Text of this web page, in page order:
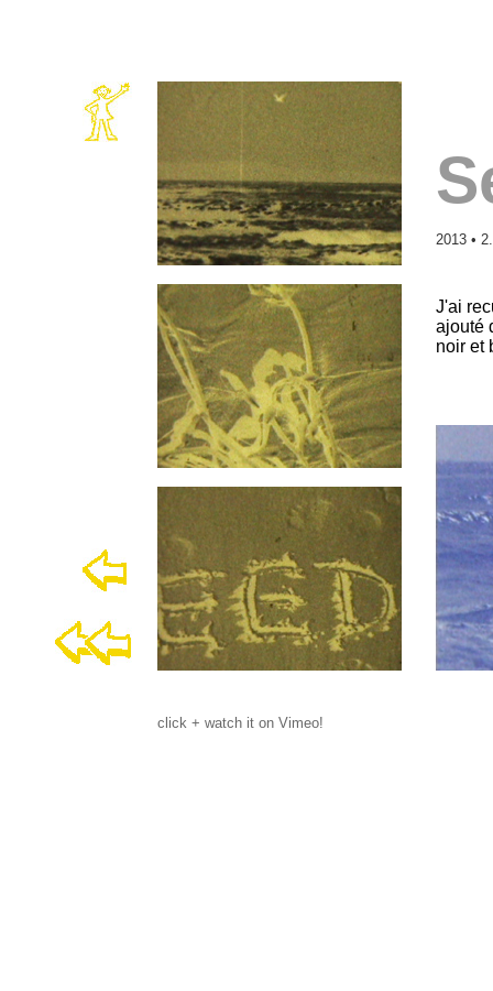
2013 •
J'ai
ajouté
noir et
click + watch it on Vimeo!